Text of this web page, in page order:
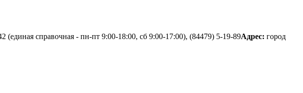
(единая справочная - пн-пт 9:00-18:00, сб 9:00-17:00), (84479) 5-19-89Адрес: город